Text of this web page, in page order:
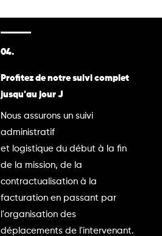
04.
Profitez de notre suivi complet
jusqu'au jour J
Nous assurons un suivi
administratif
et logistique du début à la fin
de la mission, de la
contractualisation à la
facturation en passant par
l'organisation des
déplacements de l'intervenant.